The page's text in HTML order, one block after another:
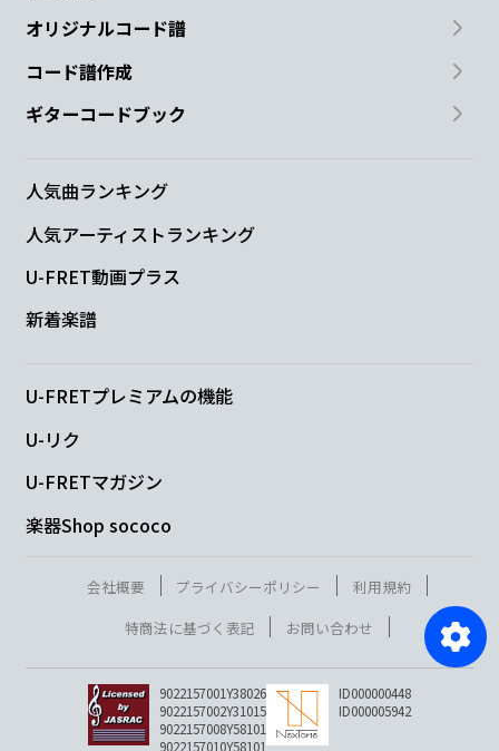
オリジナルコード譜
コード譜作成
ギターコードブック
人気曲ランキング
人気アーティストランキング
U-FRET動画プラス
新着楽譜
U-FRETプレミアムの機能
U-リク
U-FRETマガジン
楽器Shop sococo
会社概要 プライバシーポリシー
利用規約
特商法に基づく表記
お問い合わせ
9022157001Y38026
9022157002Y31015
9022157008Y58101
9022157010Y58101
ID000000448
ID000005942